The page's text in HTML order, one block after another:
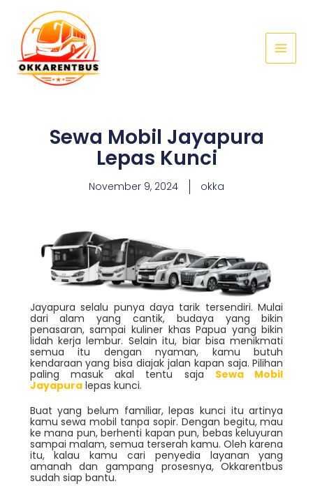
content
Menu
Sewa Mobil Jayapura
Lepas Kunci
November 9, 2024 okka
Jayapura selalu punya daya tarik tersendiri. Mulai
dari alam yang cantik, budaya yang bikin
penasaran, sampai kuliner khas Papua yang bikin
lidah kerja lembur. Selain itu, biar bisa menikmati
semua itu dengan nyaman, kamu butuh
kendaraan yang bisa diajak jalan kapan saja. Pilihan
paling masuk akal tentu saja Sewa Mobil
Jayapuralepas kunci.
Buat yang belum familiar, lepas kunci itu artinya
kamu sewa mobil tanpa sopir. Dengan begitu, mau
ke mana pun, berhenti kapan pun, bebas keluyuran
sampai malam, semua terserah kamu. Oleh karena
itu, kalau kamu cari penyedia layanan yang
amanah dan gampang prosesnya, Okkarentbus
sudah siap bantu.